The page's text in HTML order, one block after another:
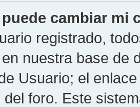
cambiar mi
registrado,
nuestra base de
Usuario; el
del foro. Este